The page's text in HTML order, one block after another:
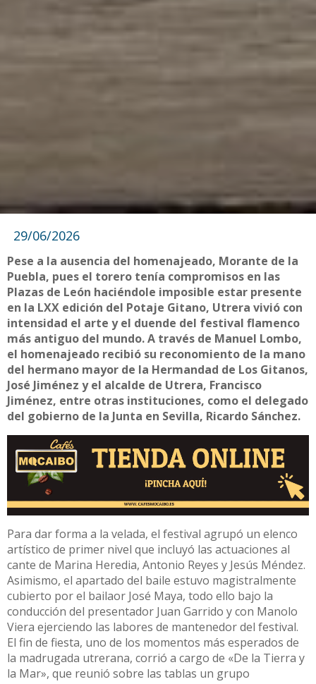
29/06/2026
Pese a la ausencia del homenajeado, Morante de la
Puebla, pues el torero tenía compromisos en las
Plazas de León haciéndole imposible estar presente
en la LXX edición del Potaje Gitano, Utrera vivió con
intensidad el arte y el duende del festival flamenco
más antiguo del mundo. A través de Manuel Lombo,
el homenajeado recibió su reconomiento de la mano
del hermano mayor de la Hermandad de Los Gitanos,
José Jiménez y el alcalde de Utrera, Francisco
Jiménez, entre otras instituciones, como el delegado
del gobierno de la Junta en Sevilla, Ricardo Sánchez.
Para dar forma a la velada, el festival agrupó un elenco
artístico de primer nivel que incluyó las actuaciones al
cante de Marina Heredia, Antonio Reyes y Jesús Méndez.
Asimismo, el apartado del baile estuvo magistralmente
cubierto por el bailaor José Maya, todo ello bajo la
conducción del presentador Juan Garrido y con Manolo
Viera ejerciendo las labores de mantenedor del festival.
El fin de fiesta, uno de los momentos más esperados de
la madrugada utrerana, corrió a cargo de «De la Tierra y
la Mar», que reunió sobre las tablas un grupo